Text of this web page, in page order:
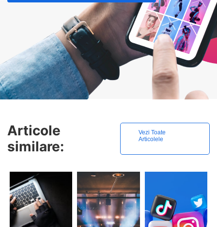
Articole
similare:
Vezi Toate
Articolele